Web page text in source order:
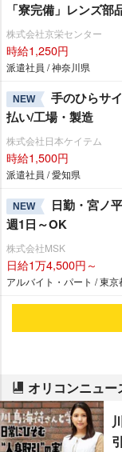
「寮完備」レンズ
株式会社京栄センター
時給1,250円
派遣社員 / 神奈川県
NEW
手のひらサ
払い/工場・製造
株式会社日本ケイテム
時給1,500円
派遣社員 / 愛知県
NEW
日勤・宮ノ
週1日～OK
株式会社MSK
日給1万4,500円～
アルバイト・パート / 東京
オリコンニュ